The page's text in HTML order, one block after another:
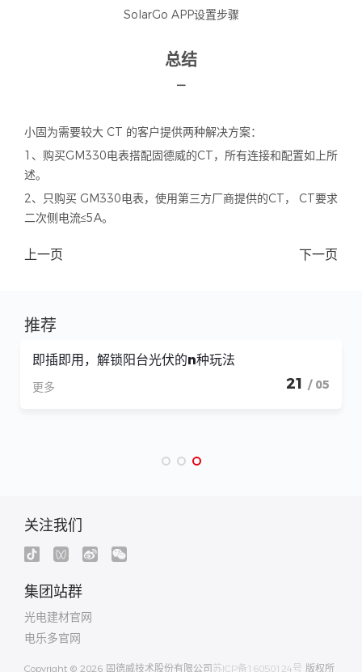
SolarGo APP设置步骤
总结
—
小固为需要较大 CT 的客户提供两种解决方案：
1、购买GM330电表搭配固德威的CT，所有连接和配置如上所
述。
2、只购买 GM330电表，使用第三方厂商提供的CT， CT要求
二次侧电流≤5A。
上一页 下一页
推荐
固德威x曼宁家 | 方厅水院之行开启中欧屋面系统强
强对话
关注我们
集团站群
光电建材官网
电乐多官网
Copyright © 2026 固德威技术股份有限公司苏ICP备16050124号 版权所